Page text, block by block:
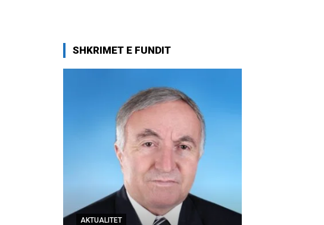
SHKRIMET E FUNDIT
AKTUALITET